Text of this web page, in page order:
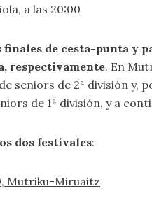
a las 20:00
de cesta-punta y
respectivamente. En
seniors de 2ª división y,
de 1ª división, y a
dos festivales:
Mutriku-Miruaitz